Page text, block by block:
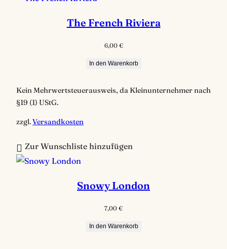
The French Riviera
6,00 €
In den Warenkorb
Kein Mehrwertsteuerausweis, da Kleinunternehmer nach
§19 (1) UStG.
zzgl.Versandkosten
Zur Wunschliste hinzufügen
Snowy London
7,00 €
In den Warenkorb